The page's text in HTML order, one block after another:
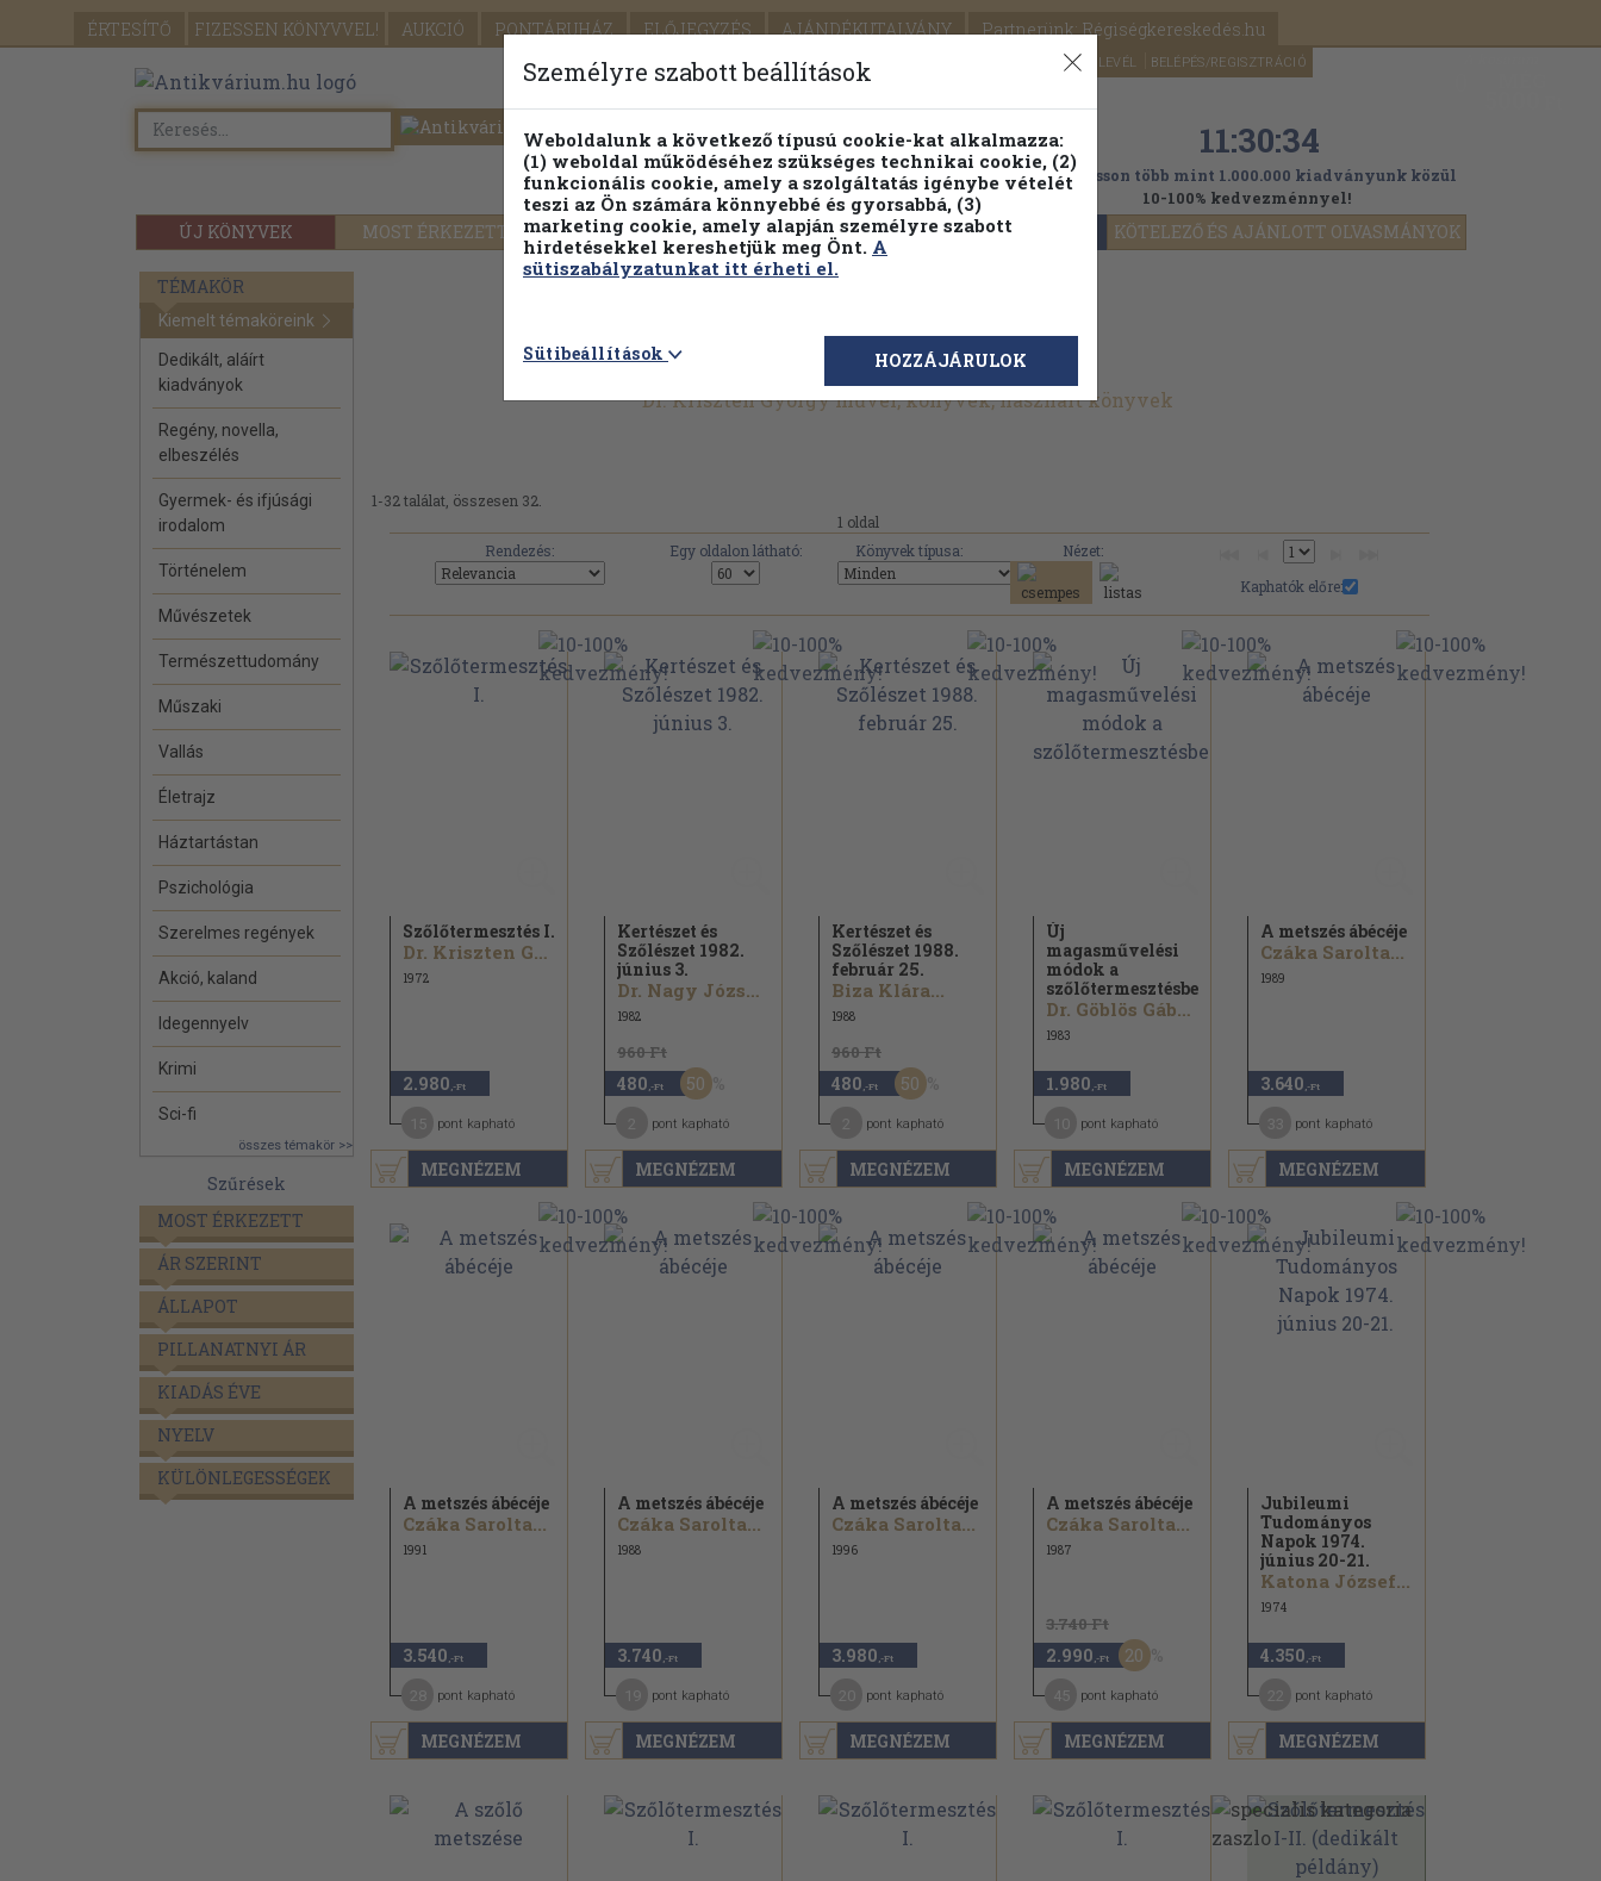
ÉRTESÍTŐ FIZESSEN KÖNYVVEL! AUKCIÓ PONTÁRUHÁZ ELŐJEGYZÉS AJÁNDÉKUTALVÁNY Partnerünk: Régiségkereskedés.hu
SEGÍTSÉG HÍRLEVÉL BELÉPÉS/REGISZTRÁCIÓ
ÚJ KÖNYVEK MOST ÉRKEZETT PILLANATNYI ÁRAINK FENNTARTHATÓ OLVASMÁNYOK KÖTELEZŐ ÉS AJÁNLOTT OLVASMÁNYOK
Részletes kereső Témaköri fa 11:30:32
Válogasson több mint 1.000.000 kiadványunk közül
10-100% kedvezménnyel!
TÉMAKÖR
Kiemelt témaköreink
Dedikált, aláírt
kiadványok
Regény, novella,
elbeszélés
Gyermek- és ifjúsági
irodalom
Történelem
Művészetek
Természettudomány
Műszaki
Vallás
Életrajz
Háztartástan
Pszichológia
Szerelmes regények
Akció, kaland
Idegennyelv
Krimi
Sci-fi
összes témakör >>
Szűrések
MOST ÉRKEZETT
ÁR SZERINT
ÁLLAPOT
PILLANATNYI ÁR
KIADÁS ÉVE
NYELV
KÜLÖNLEGESSÉGEK
Dr. Kriszten György művei, könyvek, használt könyvek
1-32 találat, összesen 32.
1 oldal
Rendezés:
Egy oldalon látható: Könyvek típusa:
Nézet:
Kaphatók előre:
MEGNÉZEM
Szőlőtermesztés I.
Dr. Kriszten György
1972
2.980 ,-Ft
pont kapható
MEGNÉZEM
Kertészet és
Szőlészet 1982.
június 3.
Dr. Nagy József...
1982
960 Ft
480 ,-Ft 50
pont kapható
MEGNÉZEM
Kertészet és
Szőlészet 1988.
február 25.
Biza Klára...
1988
960 Ft
480 ,-Ft 50
pont kapható
MEGNÉZEM
Új
magasművelési
módok a
szőlőtermesztésben
Dr. Göblös Gábor...
1983
1.980 ,-Ft
pont kapható
MEGNÉZEM
A metszés ábécéje
Czáka Sarolta...
1989
3.640 ,-Ft
pont kapható
MEGNÉZEM
A metszés ábécéje
Czáka Sarolta...
1991
3.540 ,-Ft
pont kapható
MEGNÉZEM
A metszés ábécéje
Czáka Sarolta...
1988
3.740 ,-Ft
pont kapható
MEGNÉZEM
A metszés ábécéje
Czáka Sarolta...
1996
3.980 ,-Ft
pont kapható
MEGNÉZEM
A metszés ábécéje
Czáka Sarolta...
1987
3.740 Ft
2.990 ,-Ft 20
pont kapható
MEGNÉZEM
Jubileumi
Tudományos
Napok 1974.
június 20-21.
Katona József...
1974
4.350 ,-Ft
pont kapható
Személyre szabott beállítások
Weboldalunk a következő típusú cookie-kat alkalmazza:
(1) weboldal működéséhez szükséges technikai cookie, (2)
funkcionális cookie, amely a szolgáltatás igénybe vételét
teszi az Ön számára könnyebbé és gyorsabbá, (3)
marketing cookie, amely alapján személyre szabott
hirdetésekkel kereshetjük meg Önt. A
sütiszabályzatunkat itt érheti el.
Sütibeállítások HOZZÁJÁRULOK